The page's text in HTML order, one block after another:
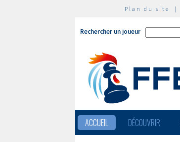
Plan du site |
Rechercher un joueur
ACCUEIL DÉCOUVRIR